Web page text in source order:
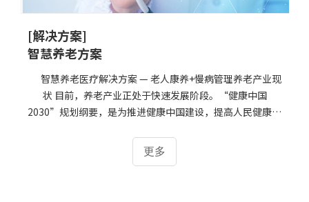
[解决方案]
智慧养老方案
智慧养老医疗解决方案 — 老人康养+慢病管理养老产业现
状 目前，养老产业正处于快速发展阶段。“健康中国
2030”规划纲要，是为推进健康中国建设，提高人民健康水
的基础条件，是民族昌盛和国家富强的重要标志，也是广大
人民群众的共同追求。在市场规模方面，养老产业也呈现出
更多